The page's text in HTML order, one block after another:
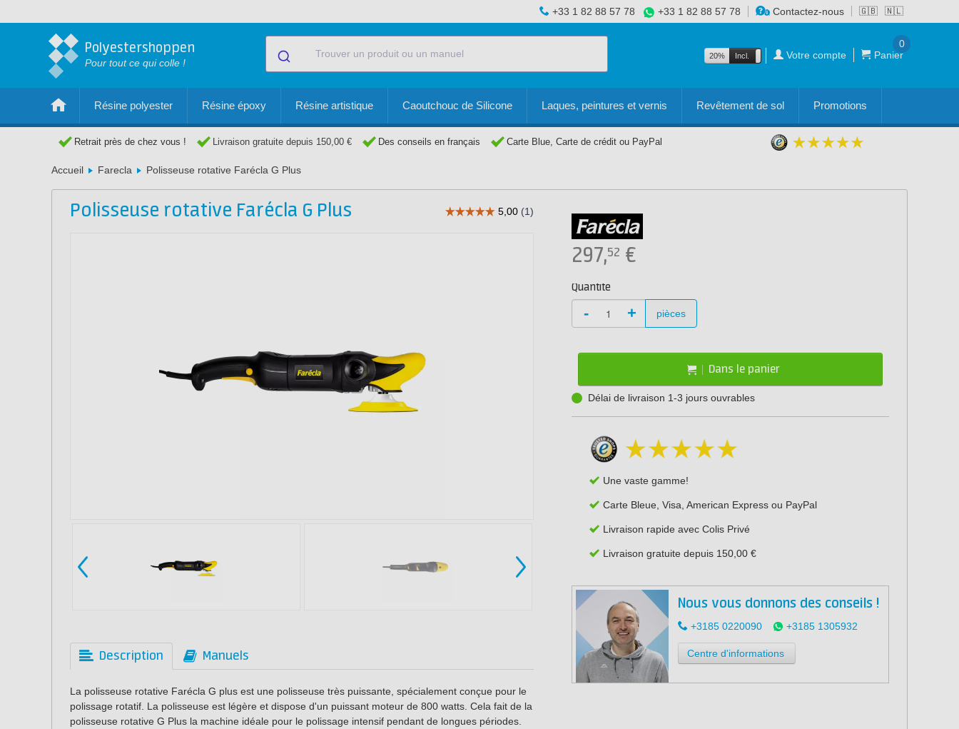
🇬🇧 🇳🇱
+33 1 82 88 57 78 +33 1 82 88 57 78 Contactez-nous
Polyestershoppen
Pour tout ce qui colle !
20% Incl. Excl. Votre compte Panier
0
Résine polyester Résine époxy Résine artistique Caoutchouc de Silicone Laques, peintures et vernis Revêtement de sol Promotions
Retrait près de chez vous ! Livraison gratuite depuis 150,00 € Des conseils en français Carte Blue, Carte de crédit ou PayPal
Accueil Farecla Polisseuse rotative Farécla G Plus
Polisseuse rotative Farécla G Plus
Description Manuels
La polisseuse rotative Farécla G plus est une polisseuse très puissante, spécialement conçue pour le
polissage rotatif. La polisseuse est légère et dispose d'un puissant moteur de 800 watts. Cela fait de la
polisseuse rotative G Plus la machine idéale pour le polissage intensif pendant de longues périodes.
297,52 €
Quantité
- + pièces
Dans le panier
Délai de livraison 1-3 jours ouvrables
Une vaste gamme!
Carte Bleue, Visa, American Express ou PayPal
Livraison rapide avec Colis Privé
Livraison gratuite depuis 150,00 €
Nous vous donnons des conseils !
+3185 0220090 +3185 1305932
Centre d'informations